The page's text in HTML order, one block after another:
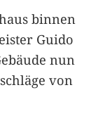
binnen
Guido
nun
von